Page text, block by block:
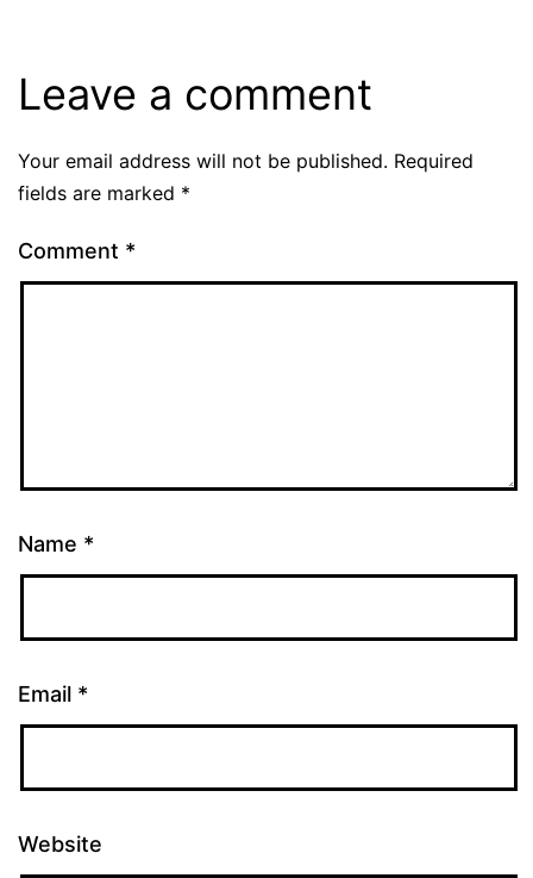
Leave a comment
Your email address will not be published. Required
fields are marked *
Comment *
Name *
Email *
Website